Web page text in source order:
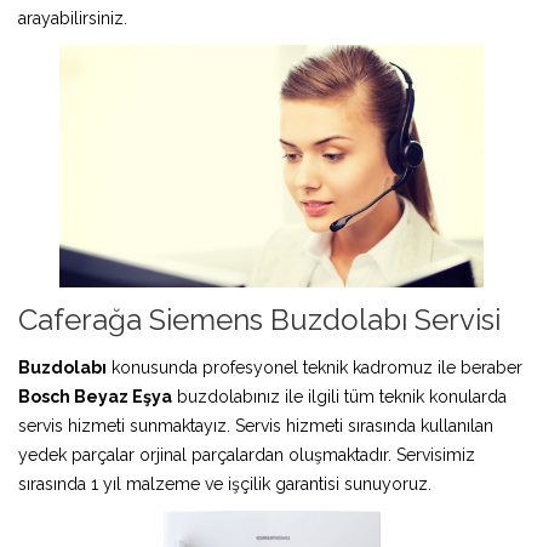
arayabilirsiniz.
Caferağa Siemens Buzdolabı Servisi
Buzdolabı konusunda profesyonel teknik kadromuz ile beraber
Bosch Beyaz Eşya buzdolabınız ile ilgili tüm teknik konularda
servis hizmeti sunmaktayız. Servis hizmeti sırasında kullanılan
yedek parçalar orjinal parçalardan oluşmaktadır. Servisimiz
sırasında 1 yıl malzeme ve işçilik garantisi sunuyoruz.